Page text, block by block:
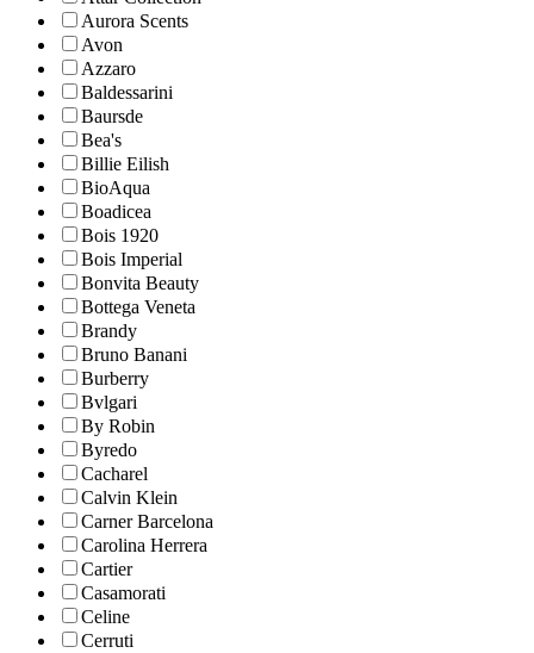
Aurora Scents
Avon
Azzaro
Baldessarini
Baursde
Bea's
Billie Eilish
BioAqua
Boadicea
Bois 1920
Bois Imperial
Bonvita Beauty
Bottega Veneta
Brandy
Bruno Banani
Burberry
Bvlgari
By Robin
Byredo
Cacharel
Calvin Klein
Carner Barcelona
Carolina Herrera
Cartier
Casamorati
Celine
Cerruti